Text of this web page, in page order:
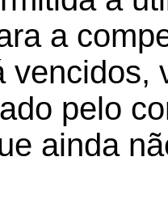
a
vencidos,
pelo
ainda